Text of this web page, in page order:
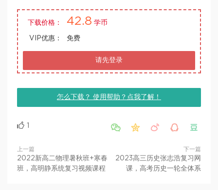
下载价格： 42.8 学币
VIP优惠： 免费
请先登录
怎么下载？ 使用帮助？点我了解！
1     
上一篇
2022新高二物理暑秋班+寒春
班，高明静系统复习视频课程
下一篇
2023高三历史张志浩复习网
课，高考历史一轮全体系